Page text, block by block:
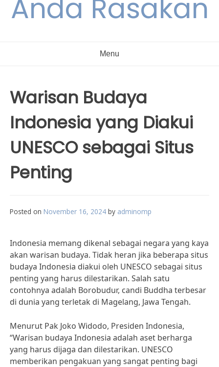
Anda Rasakan
Menu
Warisan Budaya
Indonesia yang Diakui
UNESCO sebagai Situs
Penting
Posted on November 16, 2024 by adminomp
Indonesia memang dikenal sebagai negara yang kaya
akan warisan budaya. Tidak heran jika beberapa situs
budaya Indonesia diakui oleh UNESCO sebagai situs
penting yang harus dilestarikan. Salah satu
contohnya adalah Borobudur, candi Buddha terbesar
di dunia yang terletak di Magelang, Jawa Tengah.
Menurut Pak Joko Widodo, Presiden Indonesia,
“Warisan budaya Indonesia adalah aset berharga
yang harus dijaga dan dilestarikan. UNESCO
memberikan pengakuan yang sangat penting bagi